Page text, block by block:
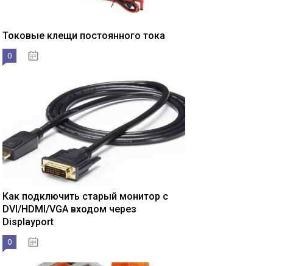
Токовые клещи постоянного тока
0
Как подключить старый монитор с
DVI/HDMI/VGA входом через
Displayport
0